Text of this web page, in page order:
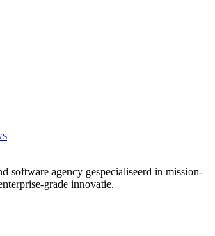
software agency gespecialiseerd in mission-
grade innovatie.